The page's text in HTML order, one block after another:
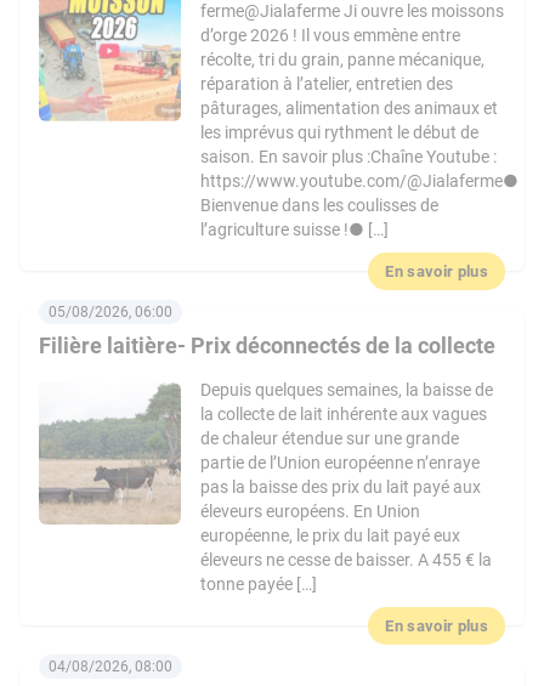
ferme@Jialaferme Ji ouvre les moissons
d’orge 2026 ! Il vous emmène entre
récolte, tri du grain, panne mécanique,
réparation à l’atelier, entretien des
pâturages, alimentation des animaux et
les imprévus qui rythment le début de
saison. En savoir plus :Chaîne Youtube :
https://www.youtube.com/@Jialaferme●
Bienvenue dans les coulisses de
l’agriculture suisse !● […]
En savoir plus
Filière laitière- Prix déconnectés de la collecte
05/08/2026, 06:00
Depuis quelques semaines, la baisse de
la collecte de lait inhérente aux vagues
de chaleur étendue sur une grande
partie de l’Union européenne n’enraye
pas la baisse des prix du lait payé aux
éleveurs européens. En Union
européenne, le prix du lait payé eux
éleveurs ne cesse de baisser. A 455 € la
tonne payée […]
En savoir plus
04/08/2026, 08:00